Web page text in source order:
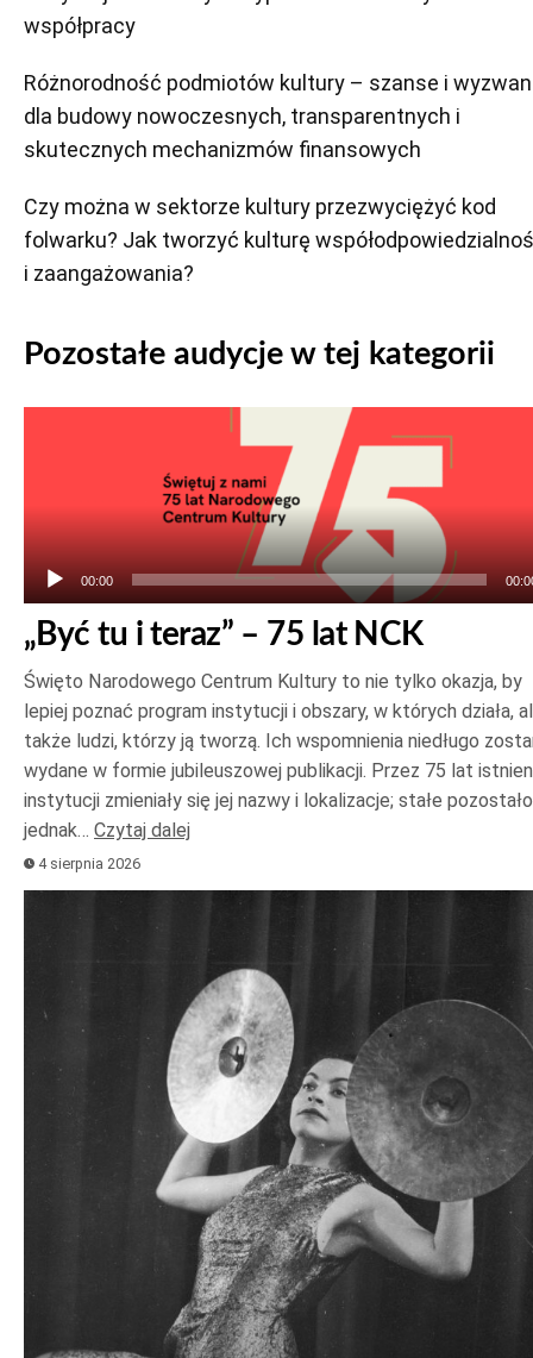
współpracy
Różnorodność podmiotów kultury – szanse i
dla budowy nowoczesnych, transparentnych i
skutecznych mechanizmów finansowych
Czy można w sektorze kultury przezwyciężyć kod
folwarku? Jak tworzyć kulturę
i zaangażowania?
Pozostałe audycje w tej kategorii
00:00
„Być tu i teraz” – 75 lat NCK
Święto Narodowego Centrum Kultury to nie tylko okazja, by
lepiej poznać program instytucji i obszary, w których działa,
także ludzi, którzy ją tworzą. Ich wspomnienia niedługo
wydane w formie jubileuszowej publikacji. Przez 75 lat
instytucji zmieniały się jej nazwy i lokalizacje; stałe pozostało
jednak… Czytaj dalej
4 sierpnia 2026